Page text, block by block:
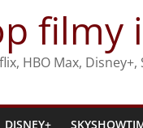
filmy
HBO Max,
DISNEY+